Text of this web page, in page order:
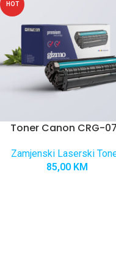
HOT
Toner Canon CRG-
Zamjenski Laserski
85,00 KM